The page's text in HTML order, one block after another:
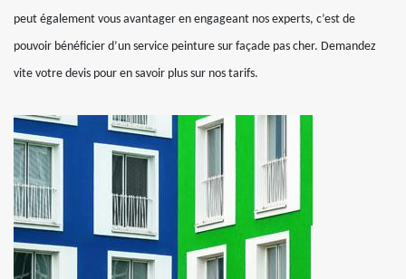
peut également vous avantager en engageant nos experts, c’est de
pouvoir bénéficier d’un service peinture sur façade pas cher. Demandez
vite votre devis pour en savoir plus sur nos tarifs.